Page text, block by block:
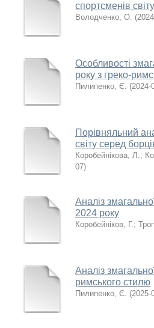
спортсменів
Володченко, О. (
Особливості
року з греко-
Пилипенко, Є. (2024-
Порівняльний
світу серед
Коробейнікова, Л.;
07)
Аналіз
2024 року
Коробейніков, Г.;
Аналіз
римського стилю
Пилипенко, Є. (2025-